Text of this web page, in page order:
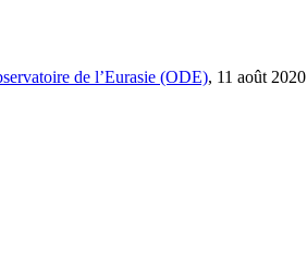
de l’Eurasie (ODE), 11 août 2020